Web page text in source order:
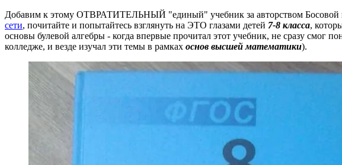
Добавим к этому ОТВРАТИТЕЛЬНЫЙ "единый" учебник за авторством Босовой
сети, почитайте и попытайтесь взглянуть на ЭТО глазами детей 7-8 класса,
основы булевой алгебры - когда впервые прочитал этот учебник, не сразу смог
колледже, и везде изучал эти темы в рамках основ высшей математики).